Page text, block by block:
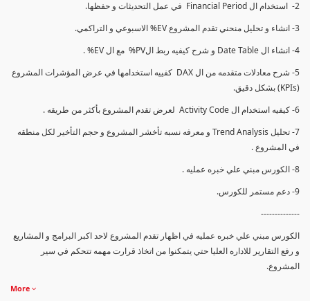
2- استخدام ال Financial Period في عمل التحديثات و حفظها.
3- انشاء و تحليل منحني تقدم المشروع EV% الاسبوعي و التراكمي.
4- انشاء ال Date Table و شرح كيفيه ربط الPV% مع ال EV% .
5- شرح معادلات متقدمه من ال DAX كفييه استخدامها في عرض المؤشرات المشروع
(KPIs) بشكل دقيق.
6- كيفيه استخدام ال Activity Code لعرض تقدم المشروع بأكثر من طريقه .
7- تحليل Trend Analysis و معرفه نسبه تأخشر المشروع و حجم التأخير لكل منطقه
في المشروع .
8- الكورس مبني علي خبره عمليه .
9- دعم مستمر للكورس.
--------------
الكورس مبني علي خبره عمليه في اظهار تقدم المشروع لاحد اكبر البرامج و المشاريع
و رفع التقارير للاداره العليا حتي يتمكنوا من اتخاذ قرارت مهمه تتحكم في سير
المشروع.
More